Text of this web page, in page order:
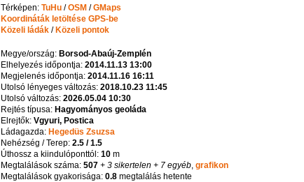
Térképen: TuHu/OSM/GMaps
Koordináták letöltése GPS-be
Közeli ládák/Közeli pontok
Megye/ország: Borsod-Abaúj-Zemplén
Elhelyezés időpontja: 2014.11.13 13:00
Megjelenés időpontja: 2014.11.16 16:11
Utolsó lényeges változás: 2018.10.23 11:45
Utolsó változás: 2026.05.04 10:30
Rejtés típusa: Hagyományos geoláda
Elrejtők: Vgyuri, Postica
Ládagazda: Hegedüs Zsuzsa
Nehézség / Terep: 2.5 / 1.5
Úthossz a kiindulóponttól: 10m
Megtalálások száma: 507+ 3 sikertelen + 7 egyéb, grafikon
Megtalálások gyakorisága: 0.8megtalálás hetente